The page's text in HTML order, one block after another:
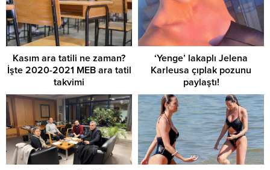
Kasım ara tatili ne zaman?
İşte 2020-2021 MEB ara tatil
takvimi
‘Yenge’ lakaplı Jelena
Karleusa çıplak pozunu
paylaştı!